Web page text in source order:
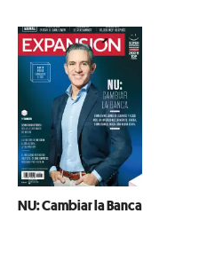
NU: Cambiar la Banca